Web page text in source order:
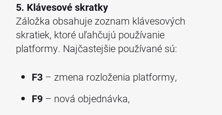
5. Klávesové skratky
Záložka obsahuje zoznam klávesových
skratiek, ktoré uľahčujú používanie
platformy. Najčastejšie používané sú:
F3 – zmena rozloženia platformy,
F9 – nová objednávka,